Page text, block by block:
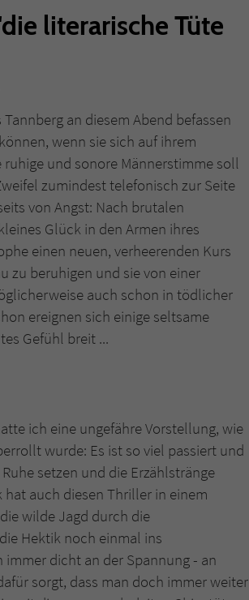
literarische Tüte
an diesem Abend befassen
wenn sie sich auf ihrem
und sonore Männerstimme soll
zumindest telefonisch zur Seite
von Angst: Nach brutalen
Glück in den Armen ihres
einen neuen, verheerenden Kurs
zu beruhigen und sie von einer
auch schon in tödlicher
ereignen sich einige seltsame
Gefühl breit ...
ich eine ungefähre Vorstellung, wie
wurde: Es ist so viel passiert und
setzen und die Erzählstränge
hat auch diesen Thriller in einem
wilde Jagd durch die
Hektik noch einmal ins
dicht an der Spannung - an
sorgt, dass man doch immer weiter
tx_pwcomments_ahash
1 Jahr
Cookie für Kommentare einzelner Buchtitel
fe_typo_user
Session
Dieses Cookie gewährleistet die Kommunikation der
Webseite mit dem Benutzer. Es wird benötigt um z. B.